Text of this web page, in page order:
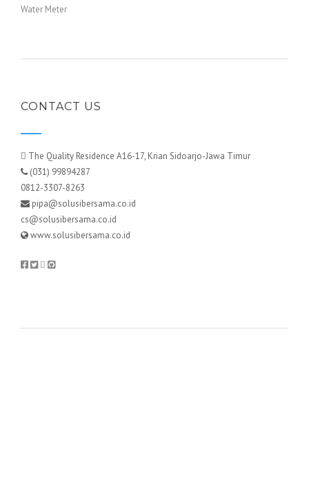
Water Meter
CONTACT US
The Quality Residence A16-17, Krian Sidoarjo-Jawa Timur
(031) 99894287
0812-3307-8263
pipa@solusibersama.co.id
cs@solusibersama.co.id
www.solusibersama.co.id